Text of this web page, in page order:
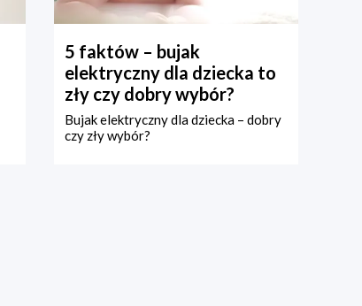
5 faktów – bujak
elektryczny dla dziecka to
zły czy dobry wybór?
Bujak elektryczny dla dziecka – dobry
czy zły wybór?